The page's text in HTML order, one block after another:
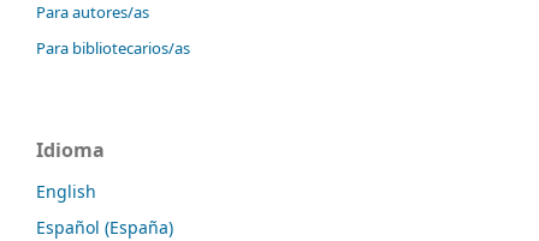
Para autores/as
Para bibliotecarios/as
Idioma
English
Español (España)